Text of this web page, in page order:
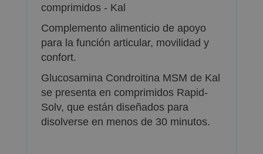
comprimidos - Kal
Complemento alimenticio de apoyo
para la función articular, movilidad y
confort.
Glucosamina Condroitina MSM de Kal
se presenta en comprimidos Rapid-
Solv, que están diseñados para
disolverse en menos de 30 minutos.